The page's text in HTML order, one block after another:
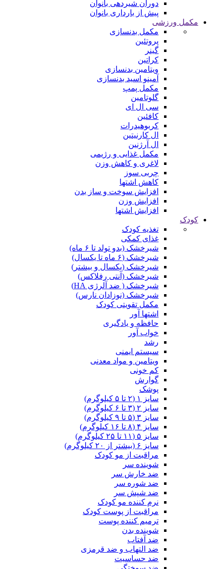
دوران شیردهی بانوان
پیش از بارداری بانوان
مکمل ورزشی
مکمل بدنسازی
پروتئین
گینر
کراتین
ویتامین بدنسازی
آمینو اسید بدنسازی
مکمل پمپ
گلوتامین
سی ال ای
کافئین
کربوهیدرات
ال کارنیتین
ال آرژنین
مکمل غذایی و رژیمی
لاغری و کاهش وزن
چربی سوز
کاهش اشتها
افزایش سوخت و ساز بدن
افزایش وزن
افزایش اشتها
کودک
تغذیه کودک
غذای کمکی
شیرخشک (بدو تولد تا ۶ ماه)
شیرخشک (۶ ماه تا یکسال)
شیرخشک (یکسال و بیشتر)
شیرخشک (آنتی رفلاکس)
شیرخشک ( ضد آلرژی HA)
شیرخشک (نوزادان نارس)
مکمل تقویتی کودک
اشتها آور
حافظه و یادگیری
خواب آور
رشد
سیستم ایمنی
ویتامین و مواد معدنی
کم خونی
گوارش
پوشک
سایز ۱ (۲ تا ۵ کیلوگرم)
سایز ۲ (۳ تا ۶ کیلوگرم)
سایز ۳ (۵ تا ۹ کیلوگرم)
سایز ۴ (۸ تا ۱۶ کیلوگرم)
سایز ۵ (۱۱ تا ۲۵ کیلوگرم)
سایز ۶ (بیشتر از ۲۰ کیلوگرم)
مراقبت از مو کودک
شوینده سر
ضد خارش سر
ضد شوره سر
ضد شپش سر
نرم کننده مو کودک
مراقبت از پوست کودک
ترمیم کننده پوست
شوینده بدن
ضد آفتاب
ضد التهاب و ضد قرمزی
ضد حساسیت